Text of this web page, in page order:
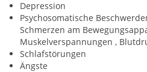
Depression
Psychosomatische
Schmerzen am
Muskelverspannungen ,
Schlafstörungen
Ängste